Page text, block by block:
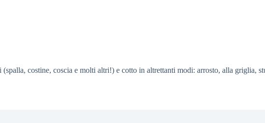
costine, coscia e molti altri!) e cotto in altrettanti modi: arrosto, alla griglia,